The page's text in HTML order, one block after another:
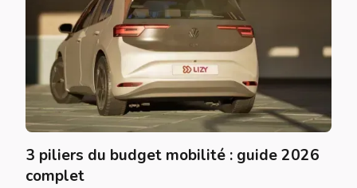
3 piliers du budget mobilité : guide 2026
complet